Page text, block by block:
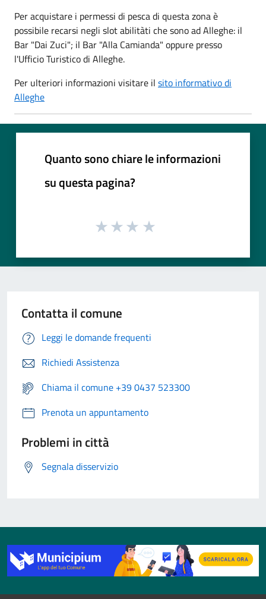
Per acquistare i permessi di pesca di questa zona è
possibile recarsi negli slot abilitàti che sono ad Alleghe: il
Bar "Dai Zuci"; il Bar "Alla Camianda" oppure presso
l'Ufficio Turistico di Alleghe.
Per ulteriori informazioni visitare il sito informativo di
Alleghe
Quanto sono chiare le informazioni
su questa pagina?
Contatta il comune
Leggi le domande frequenti
Richiedi Assistenza
Chiama il comune +39 0437 523300
Prenota un appuntamento
Problemi in città
Segnala disservizio